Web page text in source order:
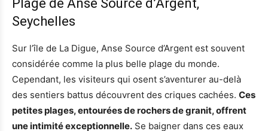
Plage de Anse Source d’Argent,
Seychelles
Sur l’île de La Digue, Anse Source d’Argent est souvent
considérée comme la plus belle plage du monde.
Cependant, les visiteurs qui osent s’aventurer au-delà
des sentiers battus découvrent des criques cachées. Ces
petites plages, entourées de rochers de granit, offrent
une intimité exceptionnelle. Se baigner dans ces eaux